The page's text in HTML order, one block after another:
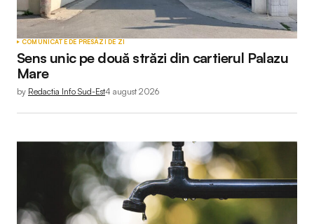
COMUNICATE DE PRESĂZI DE ZI
Sens unic pe două străzi din cartierul Palazu
Mare
by Redactia Info Sud-Est4 august 2026